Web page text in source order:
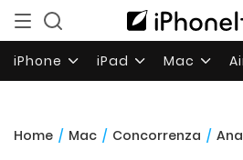
iPhone iPad Mac
Home / Mac / Concorrenza /